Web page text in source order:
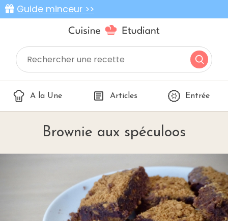
Guide minceur >>
A la Une Articles Entrée
Brownie aux spéculoos